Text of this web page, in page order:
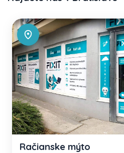
Račianske mýto